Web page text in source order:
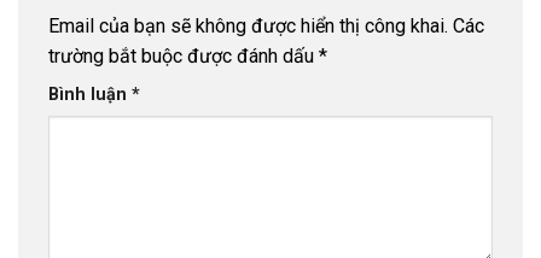
Email của bạn sẽ không được hiển thị công khai. Các
trường bắt buộc được đánh dấu *
Bình luận *